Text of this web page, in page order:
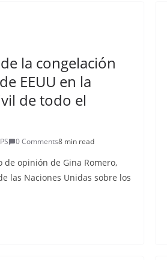
la congelación
EEUU en la
de todo el
0 Comments8 min read
de opinión de Gina Romero,
las Naciones Unidas sobre los